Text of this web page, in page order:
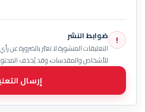
! ضوابط النشر
التعليقات المنشورة لا تعبّر بالضرورة عن
للأشخاص والمقدسات، وقد يُحذف
إرسال